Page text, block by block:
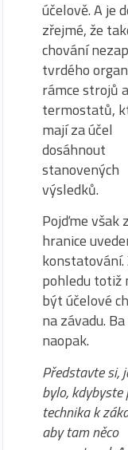
účelově. A je
zřejmé, že
chování
tvrdého
rámce strojů a
termostatů,
mají za účel
dosáhnout
stanovených
výsledků.
Pojďme však
hranice
konstatování.
pohledu totiž
být účelové
na závadu.
naopak.
Představte si,
bylo, kdybyste
technika k
aby tam něco